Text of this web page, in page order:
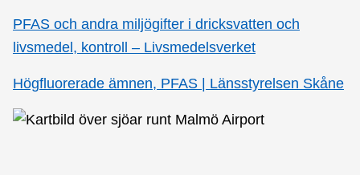
PFAS och andra miljögifter i dricksvatten och
livsmedel, kontroll – Livsmedelsverket
Högfluorerade ämnen, PFAS | Länsstyrelsen Skåne